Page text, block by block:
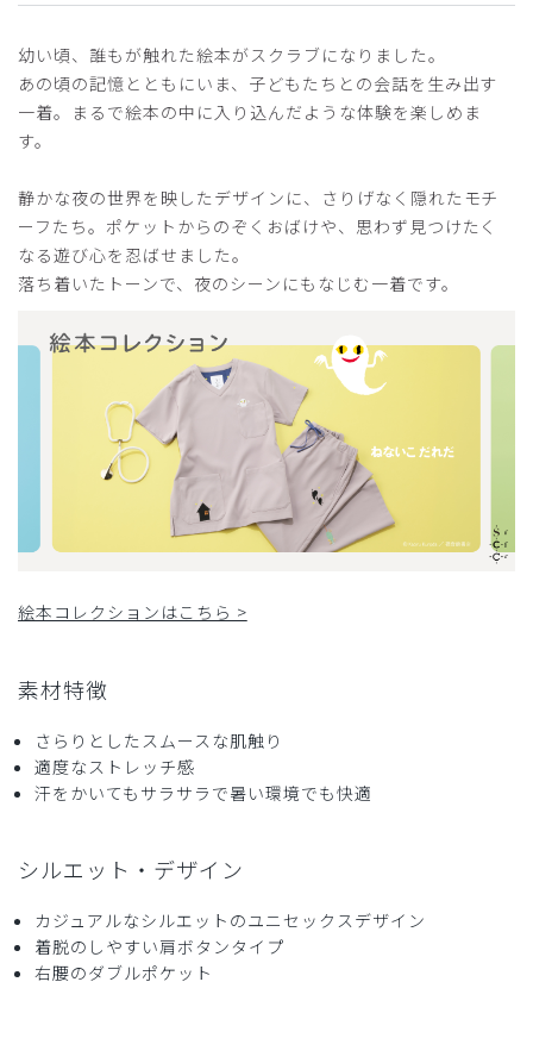
役に立った 0
ご購入者様
購入確認済み
厚さとても薄い 厚い
可愛いスクラブで着心地が良く、スヌーピーシリーズから愛
用してます。
R91Scrub Canvas Club:ねないこだれだスクラブ
トップス(男女兼用)/ライトグレー/XS
購入確認済み
サイズ感
小さめ
厚さ
とても薄い 厚い
着たり脱いだりが大変
商品： R91Scrub Canvas Club:ねないこだれだスクラブ
トップス(男女兼用)/ライトグレー/XXS
幼い頃、誰もが触れた絵本がスクラブになりました。
あの頃の記憶とともにいま、子どもたちとの会話を生み出す
一着。まるで絵本の中に入り込んだような体験を楽しめま
す。
静かな夜の世界を映したデザインに、さりげなく隠れたモチ
ーフたち。ポケットからのぞくおばけや、思わず見つけたく
なる遊び心を忍ばせました。
落ち着いたトーンで、夜のシーンにもなじむ一着です。
絵本コレクションはこちら >
素材特徴
さらりとしたスムースな肌触り
適度なストレッチ感
汗をかいてもサラサラで暑い環境でも快適
シルエット・デザイン
カジュアルなシルエットのユニセックスデザイン
着脱のしやすい肩ボタンタイプ
右腰のダブルポケット